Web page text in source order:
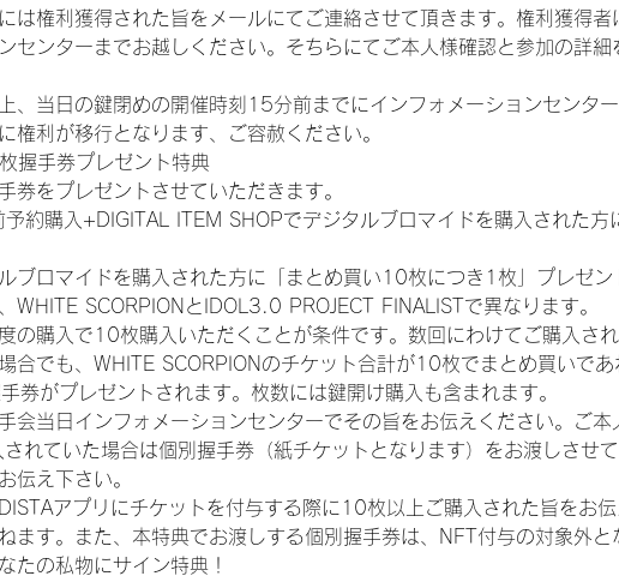
は権利獲得された旨をメールにてご連絡させて頂きます。権利獲得
センターまでお越しください。そちらにてご本人様確認と参加の詳細
、当日の鍵閉めの開催時刻15分前までにインフォメーションセンタ
権利が移行となります、ご容赦ください。
握手券プレゼント特典
券をプレゼントさせていただきます。
約購入+DIGITAL ITEM SHOPでデジタルブロマイドを購入された方
ブロマイドを購入された方に「まとめ買い10枚につき1枚」プレゼン
WHITE SCORPIONとIDOL3.0 PROJECT FINALISTで異なります。
の購入で10枚購入いただくことが条件です。数回にわけてご購入さ
合でも、WHITE SCORPIONのチケット合計が10枚でまとめ買いであ
券がプレゼントされます。枚数には鍵開け購入も含まれます。
会当日インフォメーションセンターでその旨をお伝えください。ご本
れていた場合は個別握手券（紙チケットとなります）をお渡しさせて
伝え下さい。
アプリにチケットを付与する際に10枚以上ご購入された旨をお
ます。また、本特典でお渡しする個別握手券は、NFT付与の対象外と
たの私物にサイン特典！